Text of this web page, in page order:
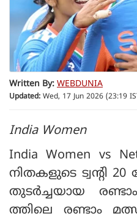
Written By: WEBDUNIA
Updated: Wed, 17 Jun 2026 (23:19
India Women
India Women vs
നിതകളുടെ ട്വന്റി
തുടർച്ചയായ
ത്തിലെ രണ്ടാം